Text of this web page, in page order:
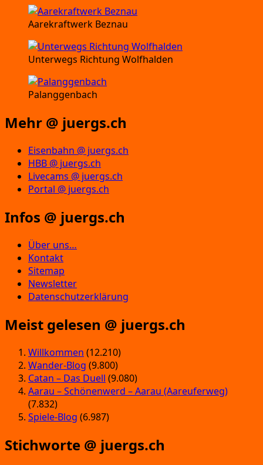
Aarekraftwerk Beznau
Unterwegs Richtung Wolfhalden
Palanggenbach
Mehr @ juergs.ch
Eisenbahn @ juergs.ch
HBB @ juergs.ch
Livecams @ juergs.ch
Portal @ juergs.ch
Infos @ juergs.ch
Über uns…
Kontakt
Sitemap
Newsletter
Datenschutzerklärung
Meist gelesen @ juergs.ch
Willkommen (12.210)
Wander-Blog (9.800)
Catan – Das Duell (9.080)
Aarau – Schönenwerd – Aarau (Aareuferweg)
(7.832)
Spiele-Blog (6.987)
Stichworte @ juergs.ch